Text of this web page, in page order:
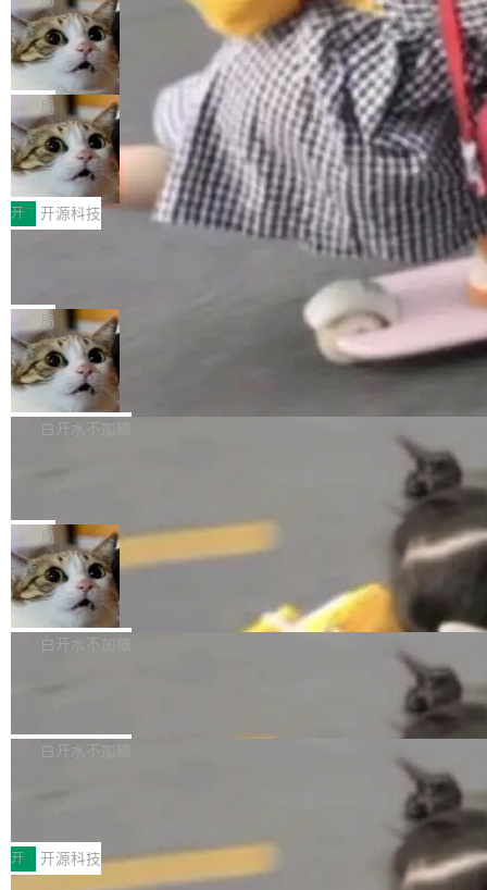
现实 过去两年，CIO们的焦虑清单上多了两项：
一是如何让大模型和智能体应用安全地从PoC走
向生产，二是如何让测试团队跟得上AI应用...
设置，如果用布尔值 + 可空字段来表示——bool
ean 表示是否可切换，nullable 的默认模式、浅
色方案、深色方案——会产生大量无意义的组
合。方案缺了、配置冲突了、全 null 了。要知道
哪些组合有效，作者说，你得靠"文档、校验、或
者部落知识"。 换个写法。Rust 的 enum，两个
变体：Switchable...
个"AI 知识库 + 聊天机器人"——每个大厂都在
做，没什么新鲜的。 但 Kenton Varda 在 Twitte
r 上把事情说清楚了： 今天我们发布了 Cloudfla
re OS，一个带连接器的聊天机器人，跟其他所
有科技公司做的一样。只不过，实际上它不一
样。这是 Sandstorm.io 的重制版，我十年前的
那个创业公司。不同的是，这次它构建在 Cloudf
lare Workers 上——我花了九年时间搭建的平台
——并且深度集成了 AI。这基本上是我十年秘密
Deno 团队开源 Celld，可自托管的分
布式 Durable Objects
Ryan Dahl 领导的 Deno 团队推出了最新开源项
目 Celld，一个能在自己机器上运行 Cloudflare
Workers 和 Durable Objects 的守护进程。 设
计思路很直接：每个对象是一个独立的 SQLite
数据库，按名称寻址，复制到你自己的 S3 兼容
存储库里。节点之间只通过这个存储库协调——
没有控制平面，没有共识协议。每个对象自带一
个小型数据库，应用天然按分片构建，单个数据
库的竞争和爆炸半径问题在设计层面就被消除
了。 闲置的 cell 会休眠到几乎不占资源。当 cel
l 迁移或唤醒时，新宿主从 S3 恢复 SQLite 数据
库继续执行。存储库是持久化的唯一真相...
局
鲁大师7月新机性能/流畅/AI榜：vivo夺
性能、流畅双第一，三星Galaxy Z系列
新折叠缺席
2026年7月的手机市场，由于存储等硬件成本暴
增，手机厂商的日子也不好过啊，新机速度明显
放缓，因此硝烟味淡了许多。新机参数规格除开
高价的三星折叠（三星Galaxy Z Fold8 Ultra / Z
Fold8 / Z Flip8）外，其余要么是中低端机器，
例如iQOO Z11i、REDMI Note 17、REDMI No
te 17 Pro、OPPO K15，要么是vivo X300 E这
样的次旗舰。 Galaxy Z Fold8 Ultra / Z Fold8 /
Z Flip8三款折叠屏新机均在7月22日发布，且全
部搭载骁龙8 Elite Gen5 for Galaxy，它们本该
开 开源科技
Zed 编辑器团队发布了新项目——DeltaDB，一
个在 git commit 之间记录每一次编辑操作的版
本控制系统。目前处于 Early Access 阶段。 De
ltaDB 的核心思路直接写在 landing page 最显
眼的位置：「Software is made between com
mits」——软件是在 commit 之间写出来的。git
是把这段空隙补上。 回退到任何一次编辑：Delt
aDB 捕获 commit 之间的每一次操作，...
局
SpaceXAI 单季资本开支达 183 亿美元
根据风险投资人Tomer Tunguz 博客（VC 分
析）披露的最新分析与第二季度业绩报告，Spac
微软同期总资本开支的四成。 与亚马逊、Alpha
bet、微软以及 Meta 等传统科技巨头相比，Spa
ceXAI的资金消耗速度尤为引人瞩目。然而，支
撑庞大支出的资金来源却呈现出截然不同的面
貌。数据显示，微软和 Meta 主要依托充沛的经
白开水不加糖
一个在终端里运行的编程 agent；Muse Spark
1.2，驱动这个 agent 的新模型。一句话概括：
你可以用 curl -fsSL https://dev.meta.ai/install.
sh | bash 安装一个能在大项目里自动规划、写
代码、验证结果的 AI 终端工具。 据介绍，Muse
个主 agent 循环，外加一组后台 agent。这些后
局
美团开源 LoHoSearch，用知识图谱校
准 AI 能力认知
机器出题的前提，是让机器拥有全局视野。整个
构建流程可以分为四个环节：建图 → 控制难度
白开水不加糖
库，并将作为transport接入Mooncake TENT。
MPComm将作为一种传输引擎接入Mooncake T
ENT，实现零拷贝传输性能提升30%、非零拷贝
白开水不加糖
型案例入选名单》，深信服“面向企业研发场景的
开源 AI 编程平台 CoStrict 应用”凭借卓越的技术
开 开源科技